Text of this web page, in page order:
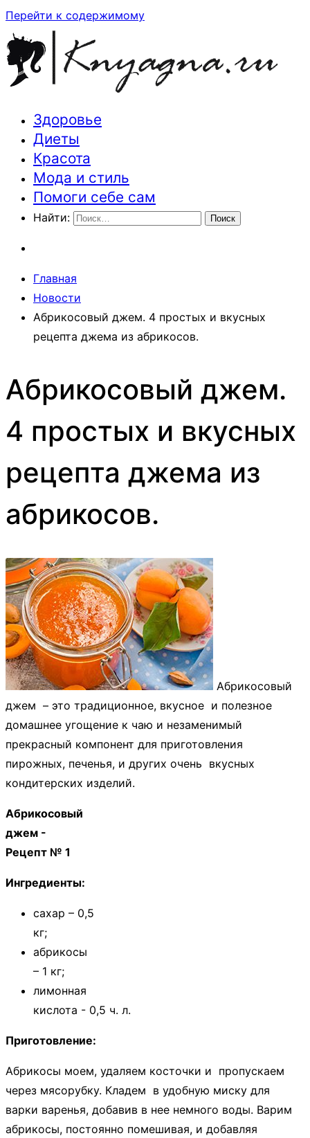
Перейти к содержимому
Траектория здоровья и красоты
Здоровье
Диеты
Красота
Мода и стиль
Помоги себе сам
Найти:
Главная
Новости
Абрикосовый джем. 4 простых и вкусных
рецепта джема из абрикосов.
Абрикосовый джем.
4 простых и вкусных
рецепта джема из
абрикосов.
Абрикосовый
джем – это традиционное, вкусное и полезное
домашнее угощение к чаю и незаменимый
прекрасный компонент для приготовления
пирожных, печенья, и других очень вкусных
кондитерских изделий.
Абрикосовый
джем -
Рецепт № 1
Ингредиенты:
сахар – 0,5
кг;
абрикосы
– 1 кг;
лимонная
кислота - 0,5 ч. л.
Приготовление:
Абрикосы моем, удаляем косточки и пропускаем
через мясорубку. Кладем в удобную миску для
варки варенья, добавив в нее немного воды. Варим
абрикосы, постоянно помешивая, и добавляя